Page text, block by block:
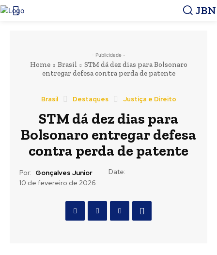
JBN
- Publicidade -
Home Brasil
STM dá dez dias para Bolsonaro
entregar defesa contra perda de patente
Brasil Destaques Justiça e Direito
STM dá dez dias para
Bolsonaro entregar defesa
contra perda de patente
Por: Gonçalves Junior
Date:
10 de fevereiro de 2026